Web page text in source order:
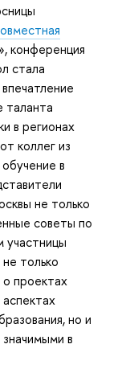
конференция
стала
таланта
в регионах
коллег из
в
не только
советы по
участницы
только
проектах
но и
в